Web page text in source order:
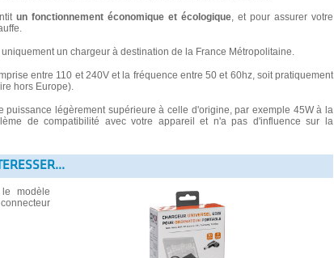
un fonctionnement économique et écologique, et pour assurer votre
un chargeur à destination de la France Métropolitaine.
entre 110 et 240V et la fréquence entre 50 et 60hz, soit pratiquement
hors Europe).
légèrement supérieure à celle d'origine, par exemple 45W à la
de compatibilité avec votre appareil et n'a pas d'influence sur la
modèle